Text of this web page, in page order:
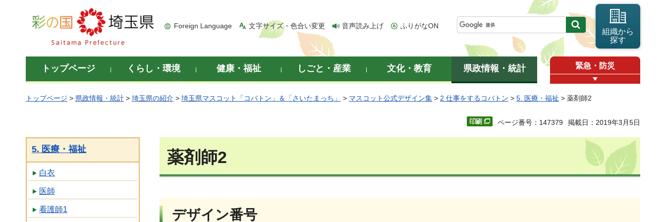
彩の国 埼玉県
Foreign Language 文字サイズ・色合い変更 音声読み上げ ふりがなON
組織から
探す
トップページ くらし・環境 健康・福祉 しごと・産業 文化・教育 県政情報・統計 緊急・防災
トップページ > 県政情報・統計 > 埼玉県の紹介 > 埼玉県マスコット「コバトン」＆「さいたまっち」 > マスコット公式デザイン集 > 2 仕事をするコバトン > 5. 医療・福祉 > 薬剤師2
ページ番号：147379 掲載日：2019年3月5日
5. 医療・福祉
白衣
医師
看護師1
薬剤師2
デザイン番号